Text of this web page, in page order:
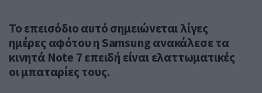
Το επεισόδιο αυτό σημειώνεται λίγες
ημέρες αφότου η Samsung ανακάλεσε τα
κινητά Note 7 επειδή είναι ελαττωματικές
οι μπαταρίες τους.